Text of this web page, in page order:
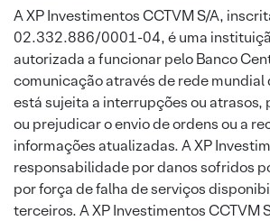
A XP Investimentos CCTVM S/A,
02.332.886/0001-04, é uma
autorizada a funcionar pelo Banco
comunicação através de rede
está sujeita a interrupções ou
ou prejudicar o envio de ordens ou a
informações atualizadas. A XP
responsabilidade por danos sofridos
por força de falha de serviços
terceiros. A XP Investimentos CCTVM